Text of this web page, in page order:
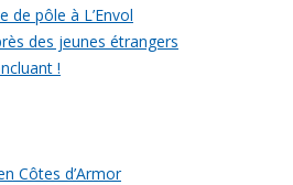
de pôle à L’Envol
des jeunes étrangers
!
Côtes d’Armor